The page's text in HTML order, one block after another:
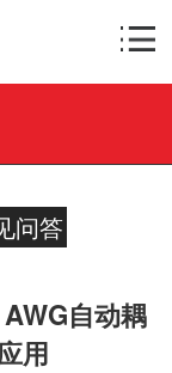
问答
自动耦
用